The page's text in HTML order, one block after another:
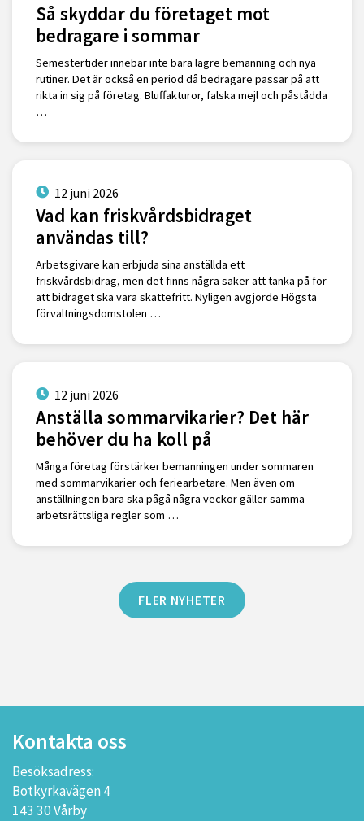
Så skyddar du företaget mot
bedragare i sommar
Semestertider innebär inte bara lägre bemanning och nya
rutiner. Det är också en period då bedragare passar på att
rikta in sig på företag. Bluffakturor, falska mejl och påstådda
…
12 juni 2026
Vad kan friskvårdsbidraget
användas till?
Arbetsgivare kan erbjuda sina anställda ett
friskvårdsbidrag, men det finns några saker att tänka på för
att bidraget ska vara skattefritt. Nyligen avgjorde Högsta
förvaltningsdomstolen …
12 juni 2026
Anställa sommarvikarier? Det här
behöver du ha koll på
Många företag förstärker bemanningen under sommaren
med sommarvikarier och feriearbetare. Men även om
anställningen bara ska pågå några veckor gäller samma
arbetsrättsliga regler som …
FLER NYHETER
Kontakta oss
Besöksadress:
Botkyrkavägen 4
143 30 Vårby